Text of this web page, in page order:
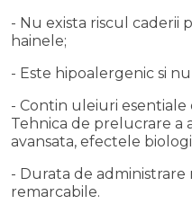
- Nu exista riscul caderii
hainele;
- Este hipoalergenic si
- Contin uleiuri
Tehnica de prelucrare a
avansata, efectele
- Durata de
remarcabile.